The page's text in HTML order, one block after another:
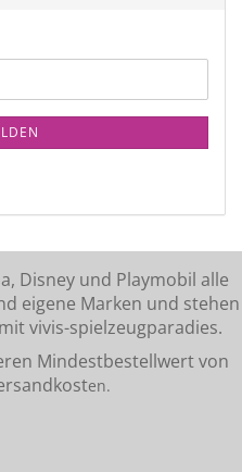
Disney und Playmobil alle
eigene Marken und stehen
vivis-spielzeugparadies.
Mindestbestellwert von
en.